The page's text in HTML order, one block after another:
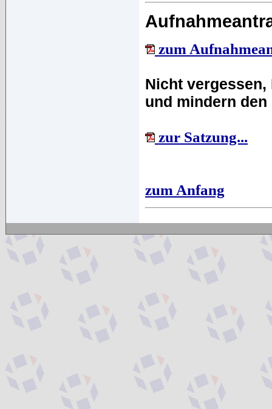
zum
Nicht
und mindern
zur Satzung...
zum Anfang